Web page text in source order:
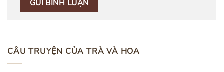
CÂU TRUYỆN CỦA TRÀ VÀ HOA